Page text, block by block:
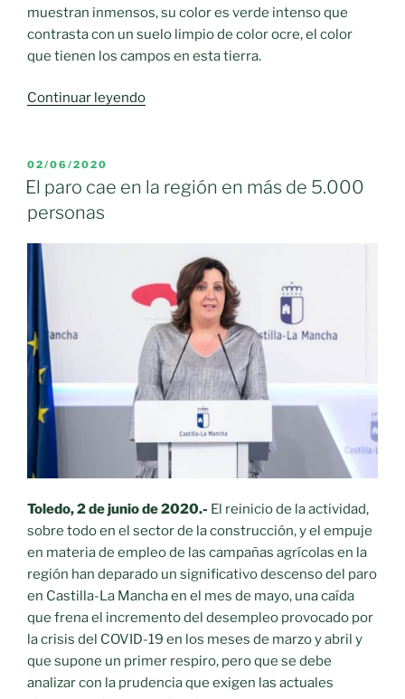
muestran inmensos, su color es verde intenso que
contrasta con un suelo limpio de color ocre, el color
que tienen los campos en esta tierra.
Continuar leyendo«El
vid»
PUBLICADO
EL
02/06/2020
El paro cae en la región en más de 5.000
personas
Toledo, 2 de junio de 2020.- El reinicio de la actividad,
sobre todo en el sector de la construcción, y el empuje
en materia de empleo de las campañas agrícolas en la
región han deparado un significativo descenso del paro
en Castilla-La Mancha en el mes de mayo, una caída
que frena el incremento del desempleo provocado por
la crisis del COVID-19 en los meses de marzo y abril y
que supone un primer respiro, pero que se debe
analizar con la prudencia que exigen las actuales